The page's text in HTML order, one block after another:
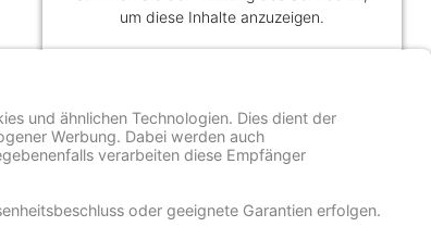
um diese Inhalte anzuzeigen.
Akzeptieren
Usercentrics Consent